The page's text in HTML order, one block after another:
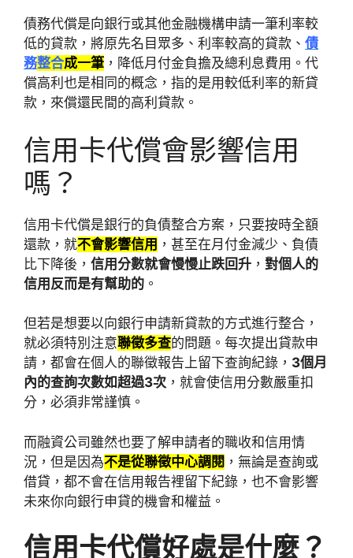
債務代償是向銀行或其他金融機構申請一筆利率較
低的貸款，將原先名目眾多、利率較高的貸款、 債
務整合成一筆 ，降低月付金負擔及總利息費用。代
償高利也是相同的概念，指的是用較低利率的新貸
款，來償還民間的高利貸款。
信用卡代償會影響信用
嗎？
信用卡代償是銀行的負債整合方案，只要按時全額
還款，就不會影響信用 ，甚至在月付金減少、負債
比下降後， 信用分數就會慢慢止跌回升 ， 對個人的
信用反而是有幫助的 。
但若是想要以向銀行申請新貸款的方式進行整合，
就必須特別注意聯徵多查的問題。每次提出貸款申
請，都會在個人的聯徵報告上留下查詢紀錄， 3個月
內的查詢次數如超過3次 ，就會使信用分數嚴重扣
分，必須非常謹慎。
而融資公司雖然也要了解申請者的職收和信用情
況，但是因為不是從聯徵中心調閱 ，無論是查詢或
借貸，都不會在信用報告裡留下紀錄，也不會影響
未來你向銀行申貸的機會和權益。
信用卡代償好處是什麼？